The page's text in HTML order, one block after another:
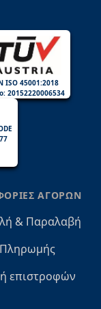
ISO 45001:2018
20152220006534
ΑΓΟΡΩΝ
& Παραλαβή
επιστροφών